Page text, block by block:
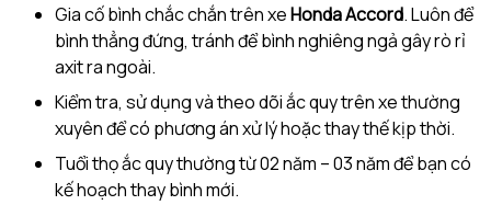
Gia cố bình chắc chắn trên xeHonda Accord. Luôn để
bình thẳng đứng, tránh để bình nghiêng ngả gây rò rỉ
axit ra ngoài.
Kiểm tra, sử dụng và theo dõi ắc quy trên xe thường
xuyên để có phương án xử lý hoặc thay thế kịp thời.
Tuổi thọ ắc quy thường từ 02 năm – 03 năm để bạn có
kế hoạch thay bình mới.